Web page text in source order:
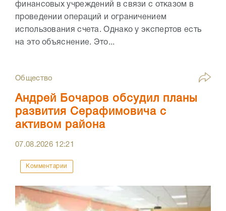
финансовых учреждений в связи с отказом в
проведении операций и ограничением
использования счета. Однако у экспертов есть
на это объяснение. Это...
Общество
Андрей Бочаров обсудил планы
развития Серафимовича с
активом района
07.08.2026 12:21
Комментарии